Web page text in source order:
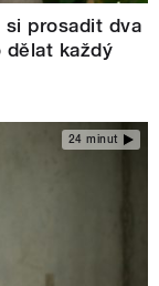
prosadit dva
dělat každý
24 minut